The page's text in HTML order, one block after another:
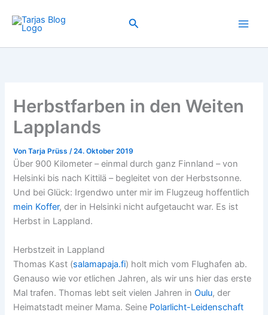
Inhalt
springen
Suchen
Herbstfarben in den Weiten
Lapplands
VonTarja Prüss/24. Oktober 2019
Über 900 Kilometer – einmal durch ganz Finnland – von
Helsinki bis nach Kittilä – begleitet von der Herbstsonne.
Und bei Glück: Irgendwo unter mir im Flugzeug hoffentlich
mein Koffer, der in Helsinki nicht aufgetaucht war. Es ist
Herbst in Lappland.
Herbstzeit in Lappland
Thomas Kast (salamapaja.fi) holt mich vom Flughafen ab.
Genauso wie vor etlichen Jahren, als wir uns hier das erste
Mal trafen. Thomas lebt seit vielen Jahren inOulu, der
Heimatstadt meiner Mama. Seine Polarlicht-Leidenschaft